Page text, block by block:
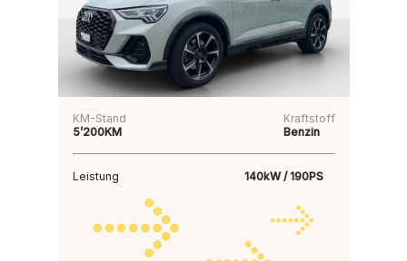
KM-Stand
5’200KM
Kraftstoff
Benzin
Leistung 140kW / 190PS